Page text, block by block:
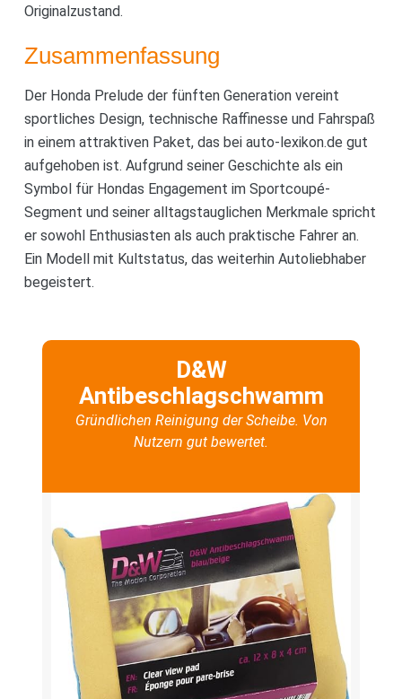
Originalzustand.
Zusammenfassung
Der Honda Prelude der fünften Generation vereint
sportliches Design, technische Raffinesse und Fahrspaß
in einem attraktiven Paket, das bei auto-lexikon.de gut
aufgehoben ist. Aufgrund seiner Geschichte als ein
Symbol für Hondas Engagement im Sportcoupé-
Segment und seiner alltagstauglichen Merkmale spricht
er sowohl Enthusiasten als auch praktische Fahrer an.
Ein Modell mit Kultstatus, das weiterhin Autoliebhaber
begeistert.
D&W
Antibeschlagschwamm
Gründlichen Reinigung der Scheibe. Von
Nutzern gut bewertet.